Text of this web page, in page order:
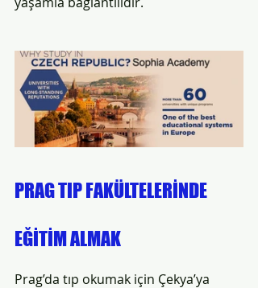
PRAG TIP FAKÜLTELERİNDE
EĞİTİM ALMAK
Prag’da tıp okumak için Çekya’ya